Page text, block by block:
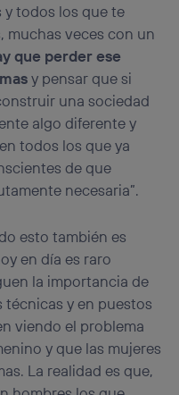
y todos los que te
muchas veces con un
que perder ese
y pensar que si
una sociedad
algo diferente y
todos los que ya
de que
necesaria”.
esto también es
en día es raro
la importancia de
y en puestos
viendo el problema
y que las mujeres
La realidad es que,